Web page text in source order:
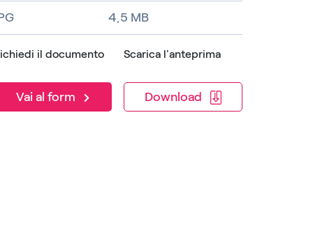
4,5 MB
il documento
Vai al form
Scarica l'anteprima
Download